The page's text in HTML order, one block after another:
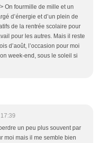
On fourmille de mille et un
d’énergie et d’un plein de
de la rentrée scolaire pour
pour les autres. Mais il reste
d’août, l’occasion pour moi
week-end, sous le soleil si
un peu plus souvent par
moi mais il me semble bien